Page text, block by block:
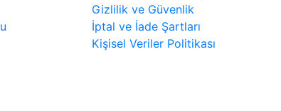
Gizlilik ve Güvenlik
İptal ve İade Şartları
Kişisel Veriler Politikası